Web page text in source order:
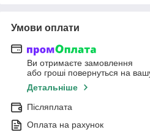
Умови оплати
Ви отримаєте замовлення
або гроші повернуться на
Детальніше
Післяплата
Оплата на рахунок